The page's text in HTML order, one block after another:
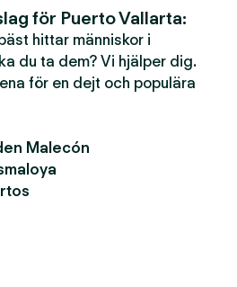
för Puerto Vallarta:
hittar människor i
du ta dem? Vi hjälper dig.
för en dejt och populära
Malecón